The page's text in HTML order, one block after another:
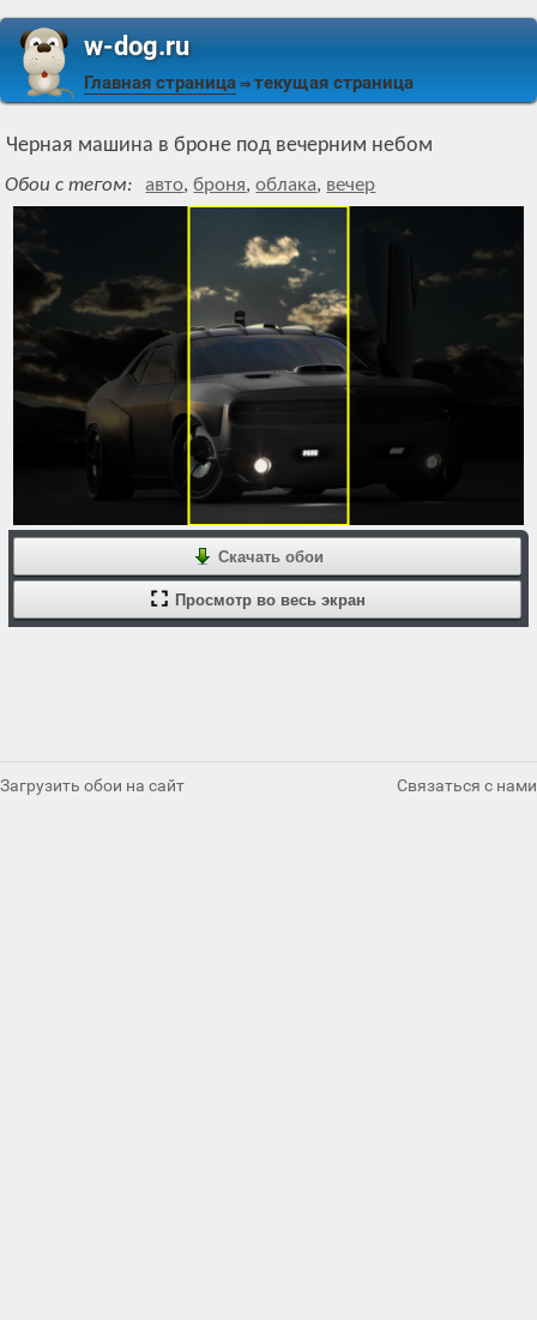
w-dog.ru
Главная страница ⇒ текущая страница
Черная машина в броне под вечерним небом
Обои с тегом: авто,броня,облака, вечер
Скачать обои
Просмотр во весь экран
Загрузить обои на сайт Связаться с нами